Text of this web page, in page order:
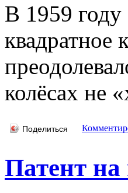
В 1959
квадратное
колёсах не
Поделиться
Патент на